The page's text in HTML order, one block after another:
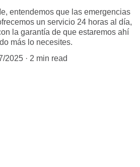
entendemos que las emergencias
un servicio 24 horas al día,
la garantía de que estaremos ahí
más lo necesites.
2025
2 min read